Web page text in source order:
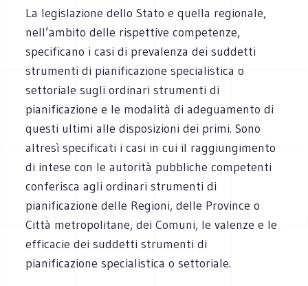
La legislazione dello Stato e quella regionale,
nell’ambito delle rispettive competenze,
specificano i casi di prevalenza dei suddetti
strumenti di pianificazione specialistica o
settoriale sugli ordinari strumenti di
pianificazione e le modalità di adeguamento di
questi ultimi alle disposizioni dei primi. Sono
altresì specificati i casi in cui il raggiungimento
di intese con le autorità pubbliche competenti
conferisca agli ordinari strumenti di
pianificazione delle Regioni, delle Province o
Città metropolitane, dei Comuni, le valenze e le
efficacie dei suddetti strumenti di
pianificazione specialistica o settoriale.